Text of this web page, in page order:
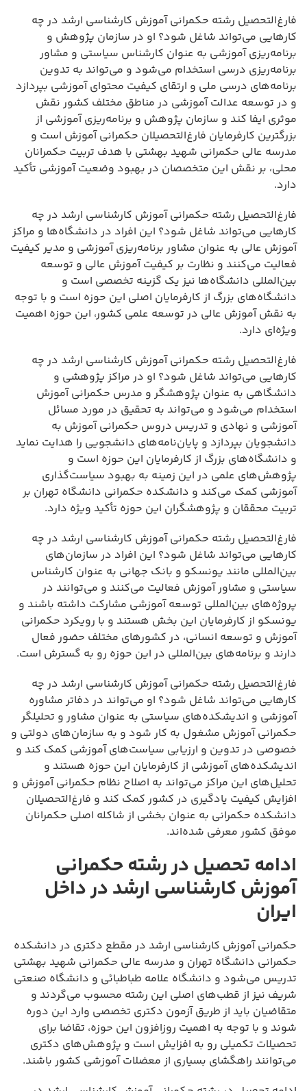
فارغ‌التحصیل رشته حکمرانی آموزش کارشناسی ارشد در چه
کارهایی می‌تواند شاغل شود؟ او در سازمان پژوهش و
برنامه‌ریزی آموزشی به عنوان کارشناس سیاستی و مشاور
برنامه‌ریزی درسی استخدام می‌شود و می‌تواند به تدوین
برنامه‌های درسی ملی و ارتقای کیفیت محتوای آموزشی بپردازد
و در توسعه عدالت آموزشی در مناطق مختلف کشور نقش
موثری ایفا کند و سازمان پژوهش و برنامه‌ریزی آموزشی از
بزرگترین کارفرمایان فارغ‌التحصیلان حکمرانی آموزش است و
مدرسه عالی حکمرانی شهید بهشتی با هدف تربیت حکمرانان
محلی، بر نقش این متخصصان در بهبود وضعیت آموزشی تأکید
دارد.
فارغ‌التحصیل رشته حکمرانی آموزش کارشناسی ارشد در چه
کارهایی می‌تواند شاغل شود؟ این افراد در دانشگاه‌ها و مراکز
آموزش عالی به عنوان مشاور برنامه‌ریزی آموزشی و مدیر کیفیت
فعالیت می‌کنند و نظارت بر کیفیت آموزش عالی و توسعه
بین‌المللی دانشگاه‌ها نیز یک گزینه تخصصی است و
دانشگاه‌های بزرگ از کارفرمایان اصلی این حوزه است و با توجه
به نقش آموزش عالی در توسعه علمی کشور، این حوزه اهمیت
ویژه‌ای دارد.
فارغ‌التحصیل رشته حکمرانی آموزش کارشناسی ارشد در چه
کارهایی می‌تواند شاغل شود؟ او در مراکز پژوهشی و
دانشگاهی به عنوان پژوهشگر و مدرس حکمرانی آموزش
استخدام می‌شود و می‌تواند به تحقیق در مورد مسائل
آموزشی و نهادی و تدریس دروس حکمرانی آموزش به
دانشجویان بپردازد و پایان‌نامه‌های دانشجویی را هدایت نماید
و دانشگاه‌های بزرگ از کارفرمایان این حوزه است و
پژوهش‌های علمی در این زمینه به بهبود سیاست‌گذاری
آموزشی کمک می‌کند و دانشکده حکمرانی دانشگاه تهران بر
تربیت محققان و پژوهشگران این حوزه تأکید ویژه دارد.
فارغ‌التحصیل رشته حکمرانی آموزش کارشناسی ارشد در چه
کارهایی می‌تواند شاغل شود؟ این افراد در سازمان‌های
بین‌المللی مانند یونسکو و بانک جهانی به عنوان کارشناس
سیاستی و مشاور آموزش فعالیت می‌کنند و می‌توانند در
پروژه‌های بین‌المللی توسعه آموزشی مشارکت داشته باشند و
یونسکو از کارفرمایان این بخش هستند و با رویکرد حکمرانی
آموزش و توسعه انسانی، در کشورهای مختلف حضور فعال
دارند و برنامه‌های بین‌المللی در این حوزه رو به گسترش است.
فارغ‌التحصیل رشته حکمرانی آموزش کارشناسی ارشد در چه
کارهایی می‌تواند شاغل شود؟ او می‌تواند در دفاتر مشاوره
آموزشی و اندیشکده‌های سیاستی به عنوان مشاور و تحلیلگر
حکمرانی آموزش مشغول به کار شود و به سازمان‌های دولتی و
خصوصی در تدوین و ارزیابی سیاست‌های آموزشی کمک کند و
اندیشکده‌های آموزشی از کارفرمایان این حوزه هستند و
تحلیل‌های این مراکز می‌تواند به اصلاح نظام حکمرانی آموزش و
افزایش کیفیت یادگیری در کشور کمک کند و فارغ‌التحصیلان
دانشکده حکمرانی به عنوان بخشی از شاکله اصلی حکمرانان
موفق کشور معرفی شده‌اند.
ادامه تحصیل در رشته حکمرانی
آموزش کارشناسی ارشد در داخل
ایران
حکمرانی آموزش کارشناسی ارشد در مقطع دکتری در دانشکده
حکمرانی دانشگاه تهران و مدرسه عالی حکمرانی شهید بهشتی
تدریس می‌شود و دانشگاه علامه طباطبائی و دانشگاه صنعتی
شریف نیز از قطب‌های اصلی این رشته محسوب می‌گردند و
متقاضیان باید از طریق آزمون دکتری تخصصی وارد این دوره
شوند و با توجه به اهمیت روزافزون این حوزه، تقاضا برای
تحصیلات تکمیلی رو به افزایش است و پژوهش‌های دکتری
می‌توانند راهگشای بسیاری از معضلات آموزشی کشور باشند.